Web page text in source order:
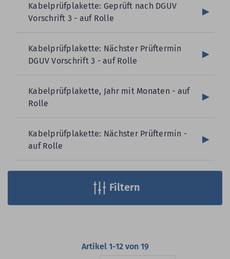
Kabelprüfplakette: Geprüft nach DGUV
Vorschrift 3 - auf Rolle
Kabelprüfplakette: Nächster Prüftermin
DGUV Vorschrift 3 - auf Rolle
Kabelprüfplakette, Jahr mit Monaten - auf
Rolle
Kabelprüfplakette: Nächster Prüftermin -
auf Rolle
Artikel 1-12von 19
Filtern